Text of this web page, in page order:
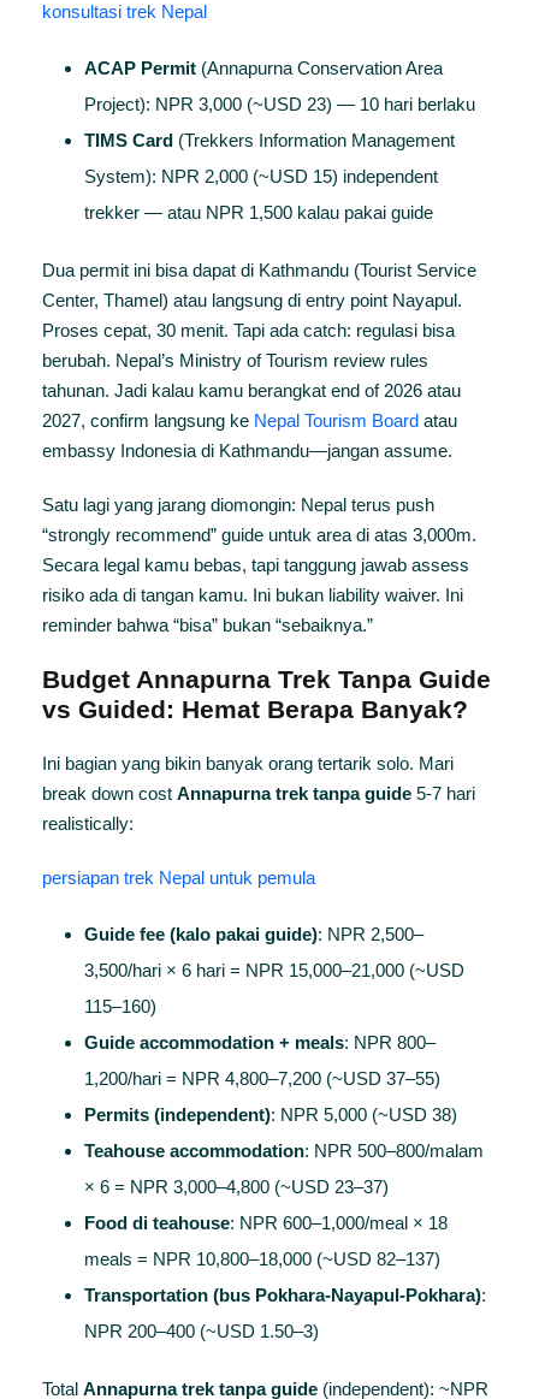
konsultasi trek Nepal
ACAP Permit (Annapurna Conservation Area
Project): NPR 3,000 (~USD 23) — 10 hari berlaku
TIMS Card (Trekkers Information Management
System): NPR 2,000 (~USD 15) independent
trekker — atau NPR 1,500 kalau pakai guide
Dua permit ini bisa dapat di Kathmandu (Tourist Service
Center, Thamel) atau langsung di entry point Nayapul.
Proses cepat, 30 menit. Tapi ada catch: regulasi bisa
berubah. Nepal’s Ministry of Tourism review rules
tahunan. Jadi kalau kamu berangkat end of 2026 atau
2027, confirm langsung ke Nepal Tourism Board atau
embassy Indonesia di Kathmandu—jangan assume.
Satu lagi yang jarang diomongin: Nepal terus push
“strongly recommend” guide untuk area di atas 3,000m.
Secara legal kamu bebas, tapi tanggung jawab assess
risiko ada di tangan kamu. Ini bukan liability waiver. Ini
reminder bahwa “bisa” bukan “sebaiknya.”
Budget Annapurna Trek Tanpa Guide
vs Guided: Hemat Berapa Banyak?
Ini bagian yang bikin banyak orang tertarik solo. Mari
break down cost Annapurna trek tanpa guide 5-7 hari
realistically:
persiapan trek Nepal untuk pemula
Guide fee (kalo pakai guide): NPR 2,500–
3,500/hari × 6 hari = NPR 15,000–21,000 (~USD
115–160)
Guide accommodation + meals: NPR 800–
1,200/hari = NPR 4,800–7,200 (~USD 37–55)
Permits (independent): NPR 5,000 (~USD 38)
Teahouse accommodation: NPR 500–800/malam
× 6 = NPR 3,000–4,800 (~USD 23–37)
Food di teahouse: NPR 600–1,000/meal × 18
meals = NPR 10,800–18,000 (~USD 82–137)
Transportation (bus Pokhara-Nayapul-Pokhara):
NPR 200–400 (~USD 1.50–3)
Total Annapurna trek tanpa guide (independent): ~NPR